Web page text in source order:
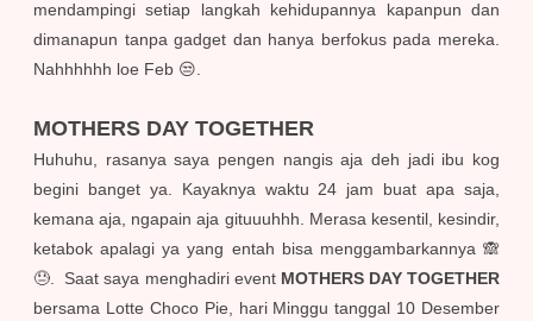
mendampingi setiap langkah kehidupannya kapanpun dan
dimanapun tanpa gadget dan hanya berfokus pada mereka.
Nahhhhhh loe Feb 😒.
MOTHERS DAY TOGETHER
Huhuhu, rasanya saya pengen nangis aja deh jadi ibu kog
begini banget ya. Kayaknya waktu 24 jam buat apa saja,
kemana aja, ngapain aja gituuuhhh. Merasa kesentil, kesindir,
ketabok apalagi ya yang entah bisa menggambarkannya 🙈
😓. Saat saya menghadiri event MOTHERS DAY TOGETHER
bersama Lotte Choco Pie, hari Minggu tanggal 10 Desember